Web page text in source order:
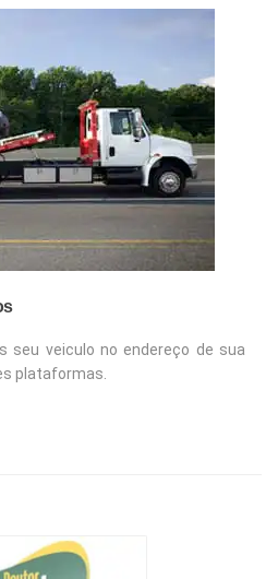
seu veiculo no endereço de sua
plataformas.